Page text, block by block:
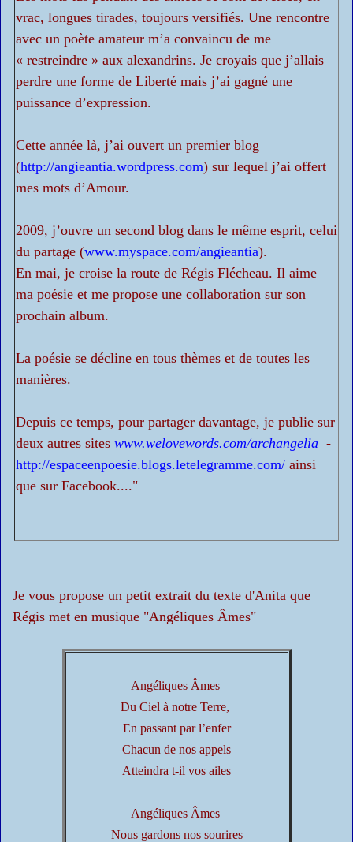
vrac, longues tirades, toujours versifiés. Une rencontre
avec un poète amateur m’a convaincu de me
« restreindre » aux alexandrins. Je croyais que j’allais
perdre une forme de Liberté mais j’ai gagné une
puissance d’expression.
Cette année là, j’ai ouvert un premier blog
(http://angieantia.wordpress.com) sur lequel j’ai offert
mes mots d’Amour.
2009, j’ouvre un second blog dans le même esprit, celui
du partage (www.myspace.com/angieantia).
En mai, je croise la route de Régis Flécheau. Il aime
ma poésie et me propose une collaboration sur son
prochain album.
La poésie se décline en tous thèmes et de toutes les
manières.
Depuis ce temps, pour partager davantage, je publie sur
deux autres sites www.welovewords.com/archangelia -
http://espaceenpoesie.blogs.letelegramme.com/ ainsi
que sur Facebook...."
Je vous propose un petit extrait du texte d'Anita que
Régis met en musique "Angéliques Âmes"
Angéliques Âmes
Du Ciel à notre Terre,
En passant par l’enfer
Chacun de nos appels
Atteindra t-il vos ailes
Angéliques Âmes
Nous gardons nos sourires